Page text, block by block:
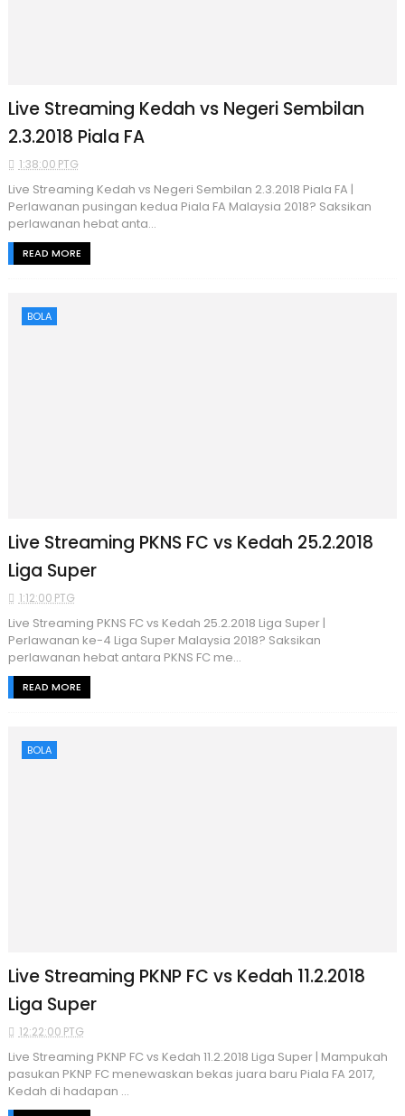
Live Streaming Kedah vs Negeri Sembilan
2.3.2018 Piala FA
1:38:00 PTG
Live Streaming Kedah vs Negeri Sembilan 2.3.2018 Piala FA |
Perlawanan pusingan kedua Piala FA Malaysia 2018? Saksikan
perlawanan hebat anta...
READ MORE
BOLA
Live Streaming PKNS FC vs Kedah 25.2.2018
Liga Super
1:12:00 PTG
Live Streaming PKNS FC vs Kedah 25.2.2018 Liga Super |
Perlawanan ke-4 Liga Super Malaysia 2018? Saksikan
perlawanan hebat antara PKNS FC me...
READ MORE
BOLA
Live Streaming PKNP FC vs Kedah 11.2.2018
Liga Super
12:22:00 PTG
Live Streaming PKNP FC vs Kedah 11.2.2018 Liga Super | Mampukah
pasukan PKNP FC menewaskan bekas juara baru Piala FA 2017,
Kedah di hadapan ...